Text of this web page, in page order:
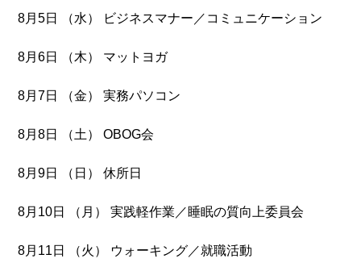
8月5日 （水） ビジネスマナー／コミュニケーション
8月6日 （木） マットヨガ
8月7日 （金） 実務パソコン
8月8日 （土） OBOG会
8月9日 （日） 休所日
8月10日 （月） 実践軽作業／睡眠の質向上委員会
8月11日 （火） ウォーキング／就職活動